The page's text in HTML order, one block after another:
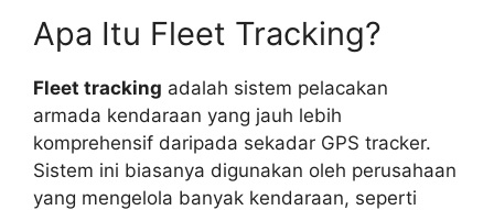
Apa Itu Fleet Tracking?
Fleet tracking adalah sistem pelacakan
armada kendaraan yang jauh lebih
komprehensif daripada sekadar GPS tracker.
Sistem ini biasanya digunakan oleh perusahaan
yang mengelola banyak kendaraan, seperti